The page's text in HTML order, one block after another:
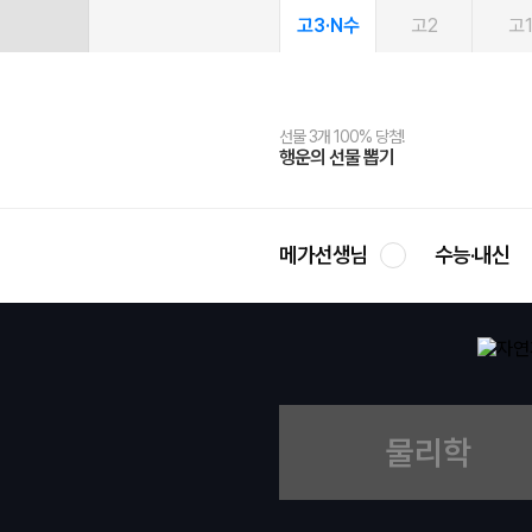
고3·N수 고2 고1
선물 3개 100% 당첨!
행운의 선물 뽑기
선물 100% 증정!
메가스터디 X 올리브
2027 러셀 단과
강사 공개선발
스마트러닝앱
설문 EVENT
메가패스
3일 무료 체험권
메가패스 수강생 무료혜택!
메가클럽 멤버십
사회공헌 캠페인
희망이룸 메가나눔
메가선생님 수능·내신
물리학